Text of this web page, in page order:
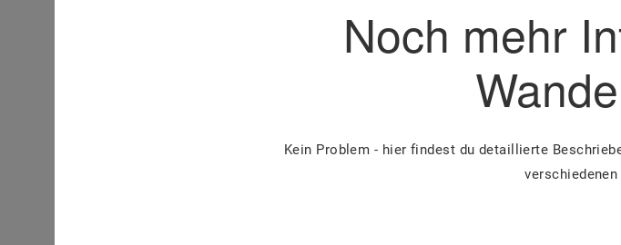
Noch mehr
Kein Problem - hier findest du detaillierte